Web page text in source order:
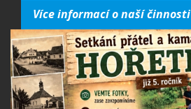
Více informací o naší činnosti